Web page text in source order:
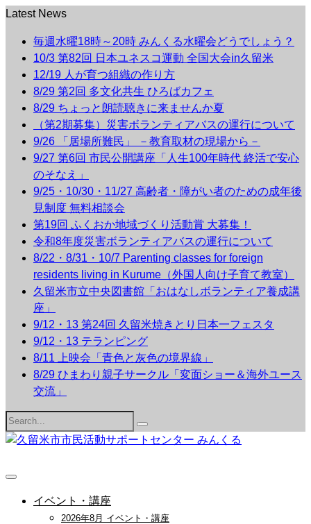
Latest News
毎週水曜18時～20時 みんくる水曜会どうでしょう？
10/3 第82回 日本ユネスコ運動 全国大会in久留米
12/19 人が育つ組織の作り方
8/29 第2回 多文化共生 ひろばカフェ
8/29 ちょっと朗読聴きに来ませんか夏
（第2期募集）災害ボランティアバスの運行について
9/26 「居場所難民」 －教育取材の現場から－
9/27 第6回 市民公開講座「人生100年時代 終活で安心
のそなえ」
9/25・10/30・11/27 高齢者・障がい者のための成年後
見制度 無料相談会
第19回 ふくおか地域づくり活動賞 大募集！
令和8年度災害ボランティアバスの運行について
8/22・8/31・10/7 Parenting classes for foreign
residents living in Kurume（外国人向け子育て教室）
久留米市立中央図書館「おはなしボランティア養成講
座」
9/12・13 第24回 久留米焼きとり日本一フェスタ
9/12・13 テランピング
8/11 上映会「青色と灰色の境界線」
8/29 ひまわり親子サークル「変面ショー＆海外ユース
交流」
Search
for:
イベント・講座
2026年8月 イベント・講座